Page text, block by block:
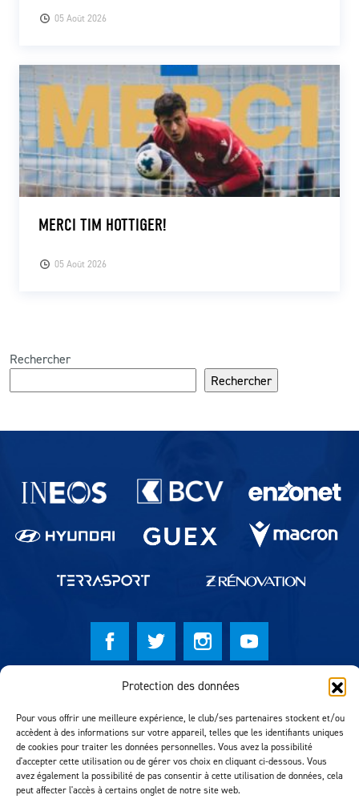
Protection des données
Pour vous offrir une meilleure expérience, le club/ses partenaires stockent et/ou
accèdent à des informations sur votre appareil, telles que les identifiants uniques
de cookies pour traiter les données personnelles. Vous avez la possibilité
d'accepter cette utilisation ou de gérer vos choix en cliquant ci-dessous. Vous
avez également la possibilité de pas consentir à cette utilisation de données, cela
peut affecter l'accès à certains onglet de notre site web.
05 Août 2026
05 Août 2026
MERCI TIM HOTTIGER!
Rechercher
Rechercher
Partenaires du lausanne-Sport
© Lausanne Sport Football Club 2026
Réalisation MTM Agency